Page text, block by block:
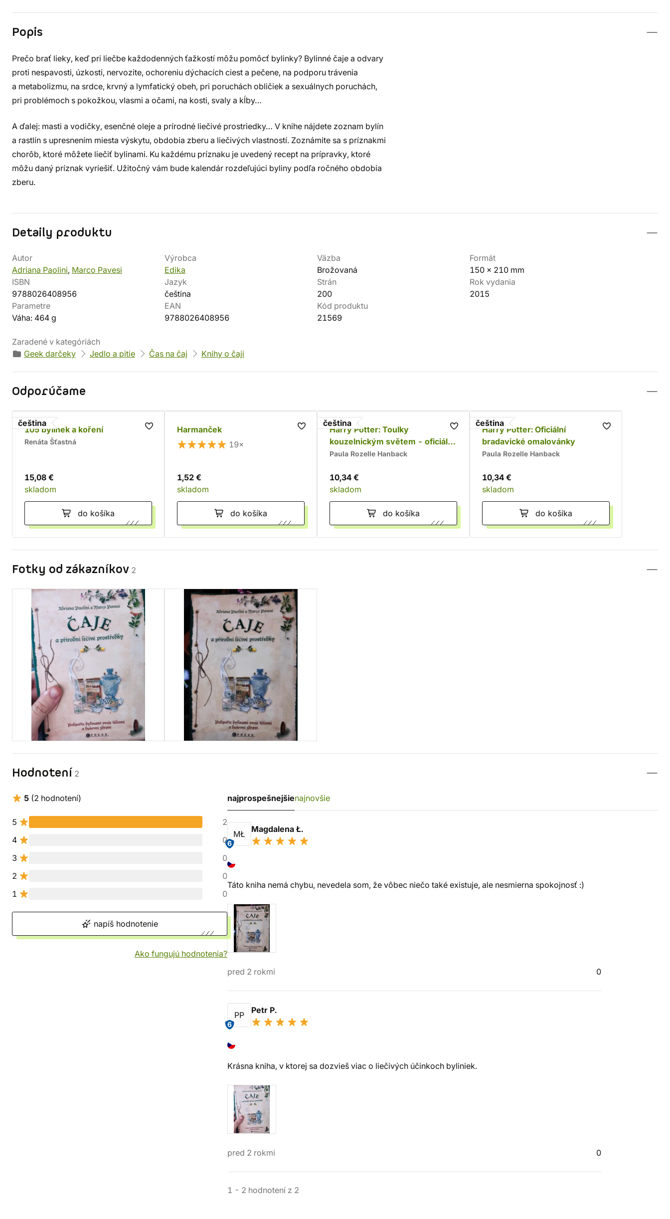
Popis
Prečo brať lieky, keď pri liečbe každodenných ťažkostí môžu pomôcť bylinky? Bylinné čaje a odvary
proti nespavosti, úzkosti, nervozite, ochoreniu dýchacích ciest a pečene, na podporu trávenia
a metabolizmu, na srdce, krvný a lymfatický obeh, pri poruchách obličiek a sexuálnych poruchách,
pri problémoch s pokožkou, vlasmi a očami, na kosti, svaly a kĺby…
A ďalej: masti a vodičky, esenčné oleje a prírodné liečivé prostriedky… V knihe nájdete zoznam bylín
a rastlín s upresnením miesta výskytu, obdobia zberu a liečivých vlastností. Zoznámite sa s príznakmi
chorôb, ktoré môžete liečiť bylinami. Ku každému príznaku je uvedený recept na prípravky, ktoré
môžu daný príznak vyriešiť. Užitočný vám bude kalendár rozdeľujúci byliny podľa ročného obdobia
zberu.
Detaily produktu
Autor
Adriana Paolini, Marco Pavesi
Výrobca
Edika
Väzba
Brožovaná
Formát
150 x 210 mm
ISBN
9788026408956
Jazyk
čeština
Strán
200
Rok vydania
2015
Parametre
Váha: 464 g
EAN
9788026408956
Kód produktu
21569
Zaradené v kategóriách
Geek darčeky
Jedlo a pitie Čas na čaj Knihy o čaji
Odporúčame
čeština
105 bylinek a koření
Renáta Šťastná
15,08 €
skladom
do košíka
Harmanček
19×
1,52 €
skladom
do košíka
čeština
Harry Potter: Toulky
kouzelnickým světem - oficiální
kniha omalovánek
Paula Rozelle Hanback
10,34 €
skladom
do košíka
čeština
Harry Potter: Oficiální
bradavické omalovánky
Paula Rozelle Hanback
10,34 €
skladom
do košíka
Fotky od zákazníkov 2
Hodnotení 2
5 (2 hodnotení)
5
2
4
0
3
0
2
0
1
0
napíš hodnotenie
Ako fungujú hodnotenia?
najprospešnejšienajnovšie
MŁ
6
Magdalena Ł.
Táto kniha nemá chybu, nevedela som, že vôbec niečo také existuje, ale nesmierna spokojnosť :)
pred 2 rokmi 0
PP
6
Petr P.
Krásna kniha, v ktorej sa dozvieš viac o liečivých účinkoch byliniek.
pred 2 rokmi 0
1 - 2 hodnotení z 2